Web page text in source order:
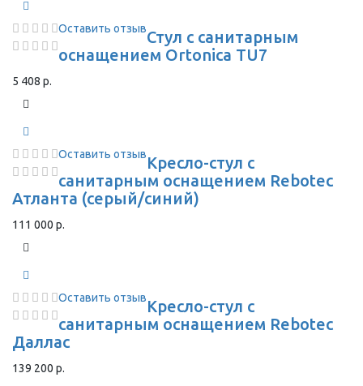
Оставить отзывСтул с санитарным
оснащением Ortonica TU7
5 408 р.
Оставить отзывКресло-стул с
санитарным оснащением Rebotec
Атланта (серый/синий)
111 000 р.
Оставить отзывКресло-стул с
санитарным оснащением Rebotec
Даллас
139 200 р.